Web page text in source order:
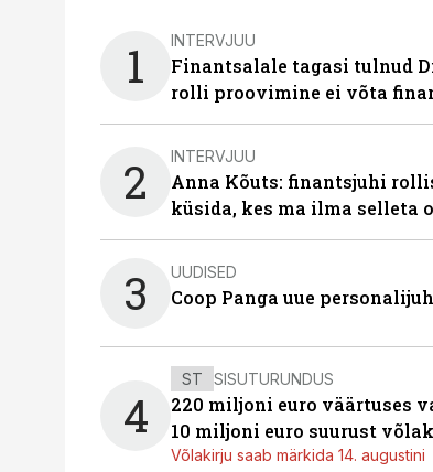
1 INTERVJUU
Finantsalale tagasi tulnud
rolli proovimine ei võta
2 INTERVJUU
Anna Kõuts: finantsjuhi
küsida, kes ma ilma selleta
3 UUDISED
Coop Panga uue
4
ST SISUTURUNDUS
220 miljoni euro väärtuses
10 miljoni euro suurust
Võlakirju saab märkida 14. augustini